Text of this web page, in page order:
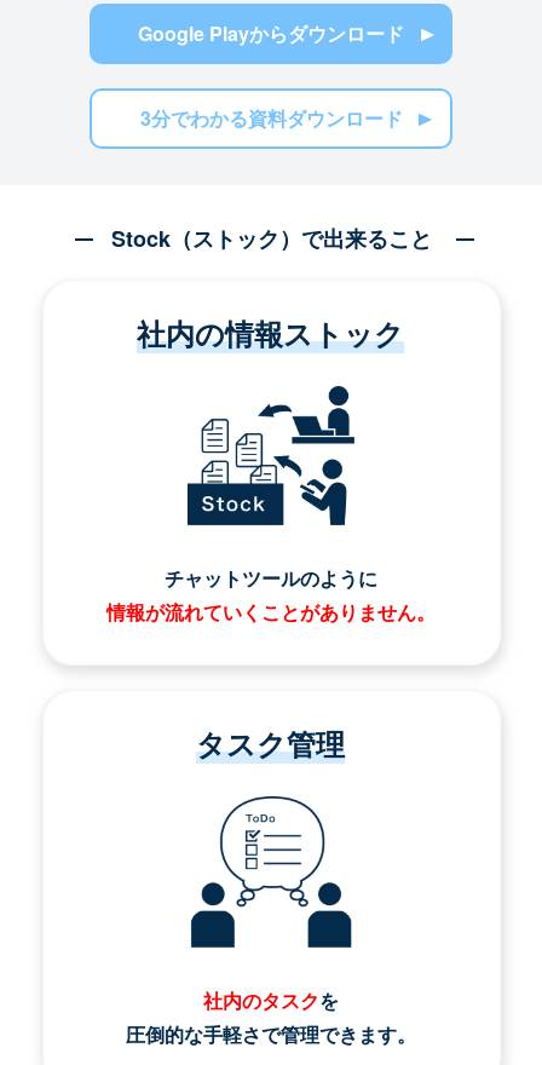
Google Playからダウンロード
3分でわかる資料ダウンロード
Stock（ストック）で出来ること
社内の情報ストック
チャットツールのように
情報が流れていくことがありません。
タスク管理
社内のタスクを
圧倒的な手軽さで管理できます。